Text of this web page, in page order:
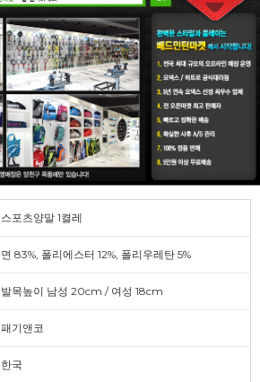
스포츠양말 1켤레
면 83%, 폴리에스터 12%, 폴리우레탄 5%
발목높이 남성 20cm / 여성 18cm
패기앤코
한국